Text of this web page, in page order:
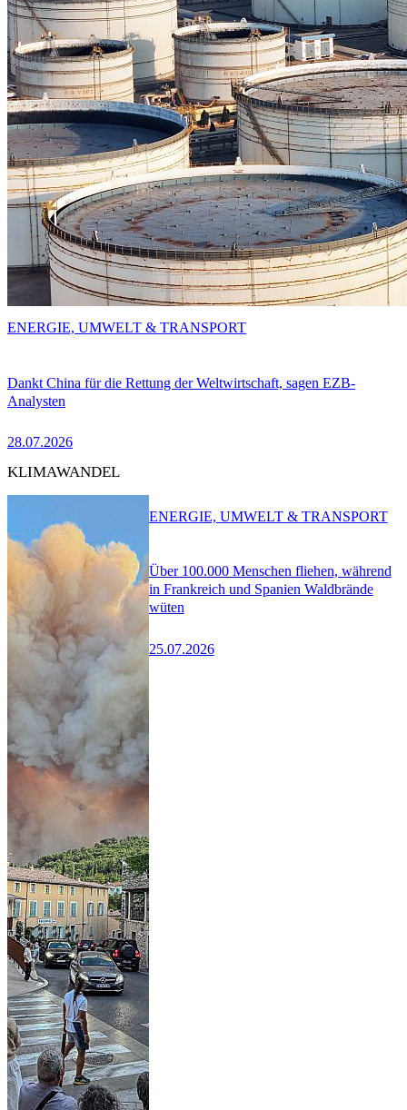
Dankt China für die Rettung der Weltwirtschaft, sagen EZB-
Analysten
28.07.2026
ENERGIE, UMWELT & TRANSPORT
KLIMAWANDEL
Über 100.000 Menschen fliehen, während
in Frankreich und Spanien Waldbrände
wüten
25.07.2026
ENERGIE, UMWELT & TRANSPORT